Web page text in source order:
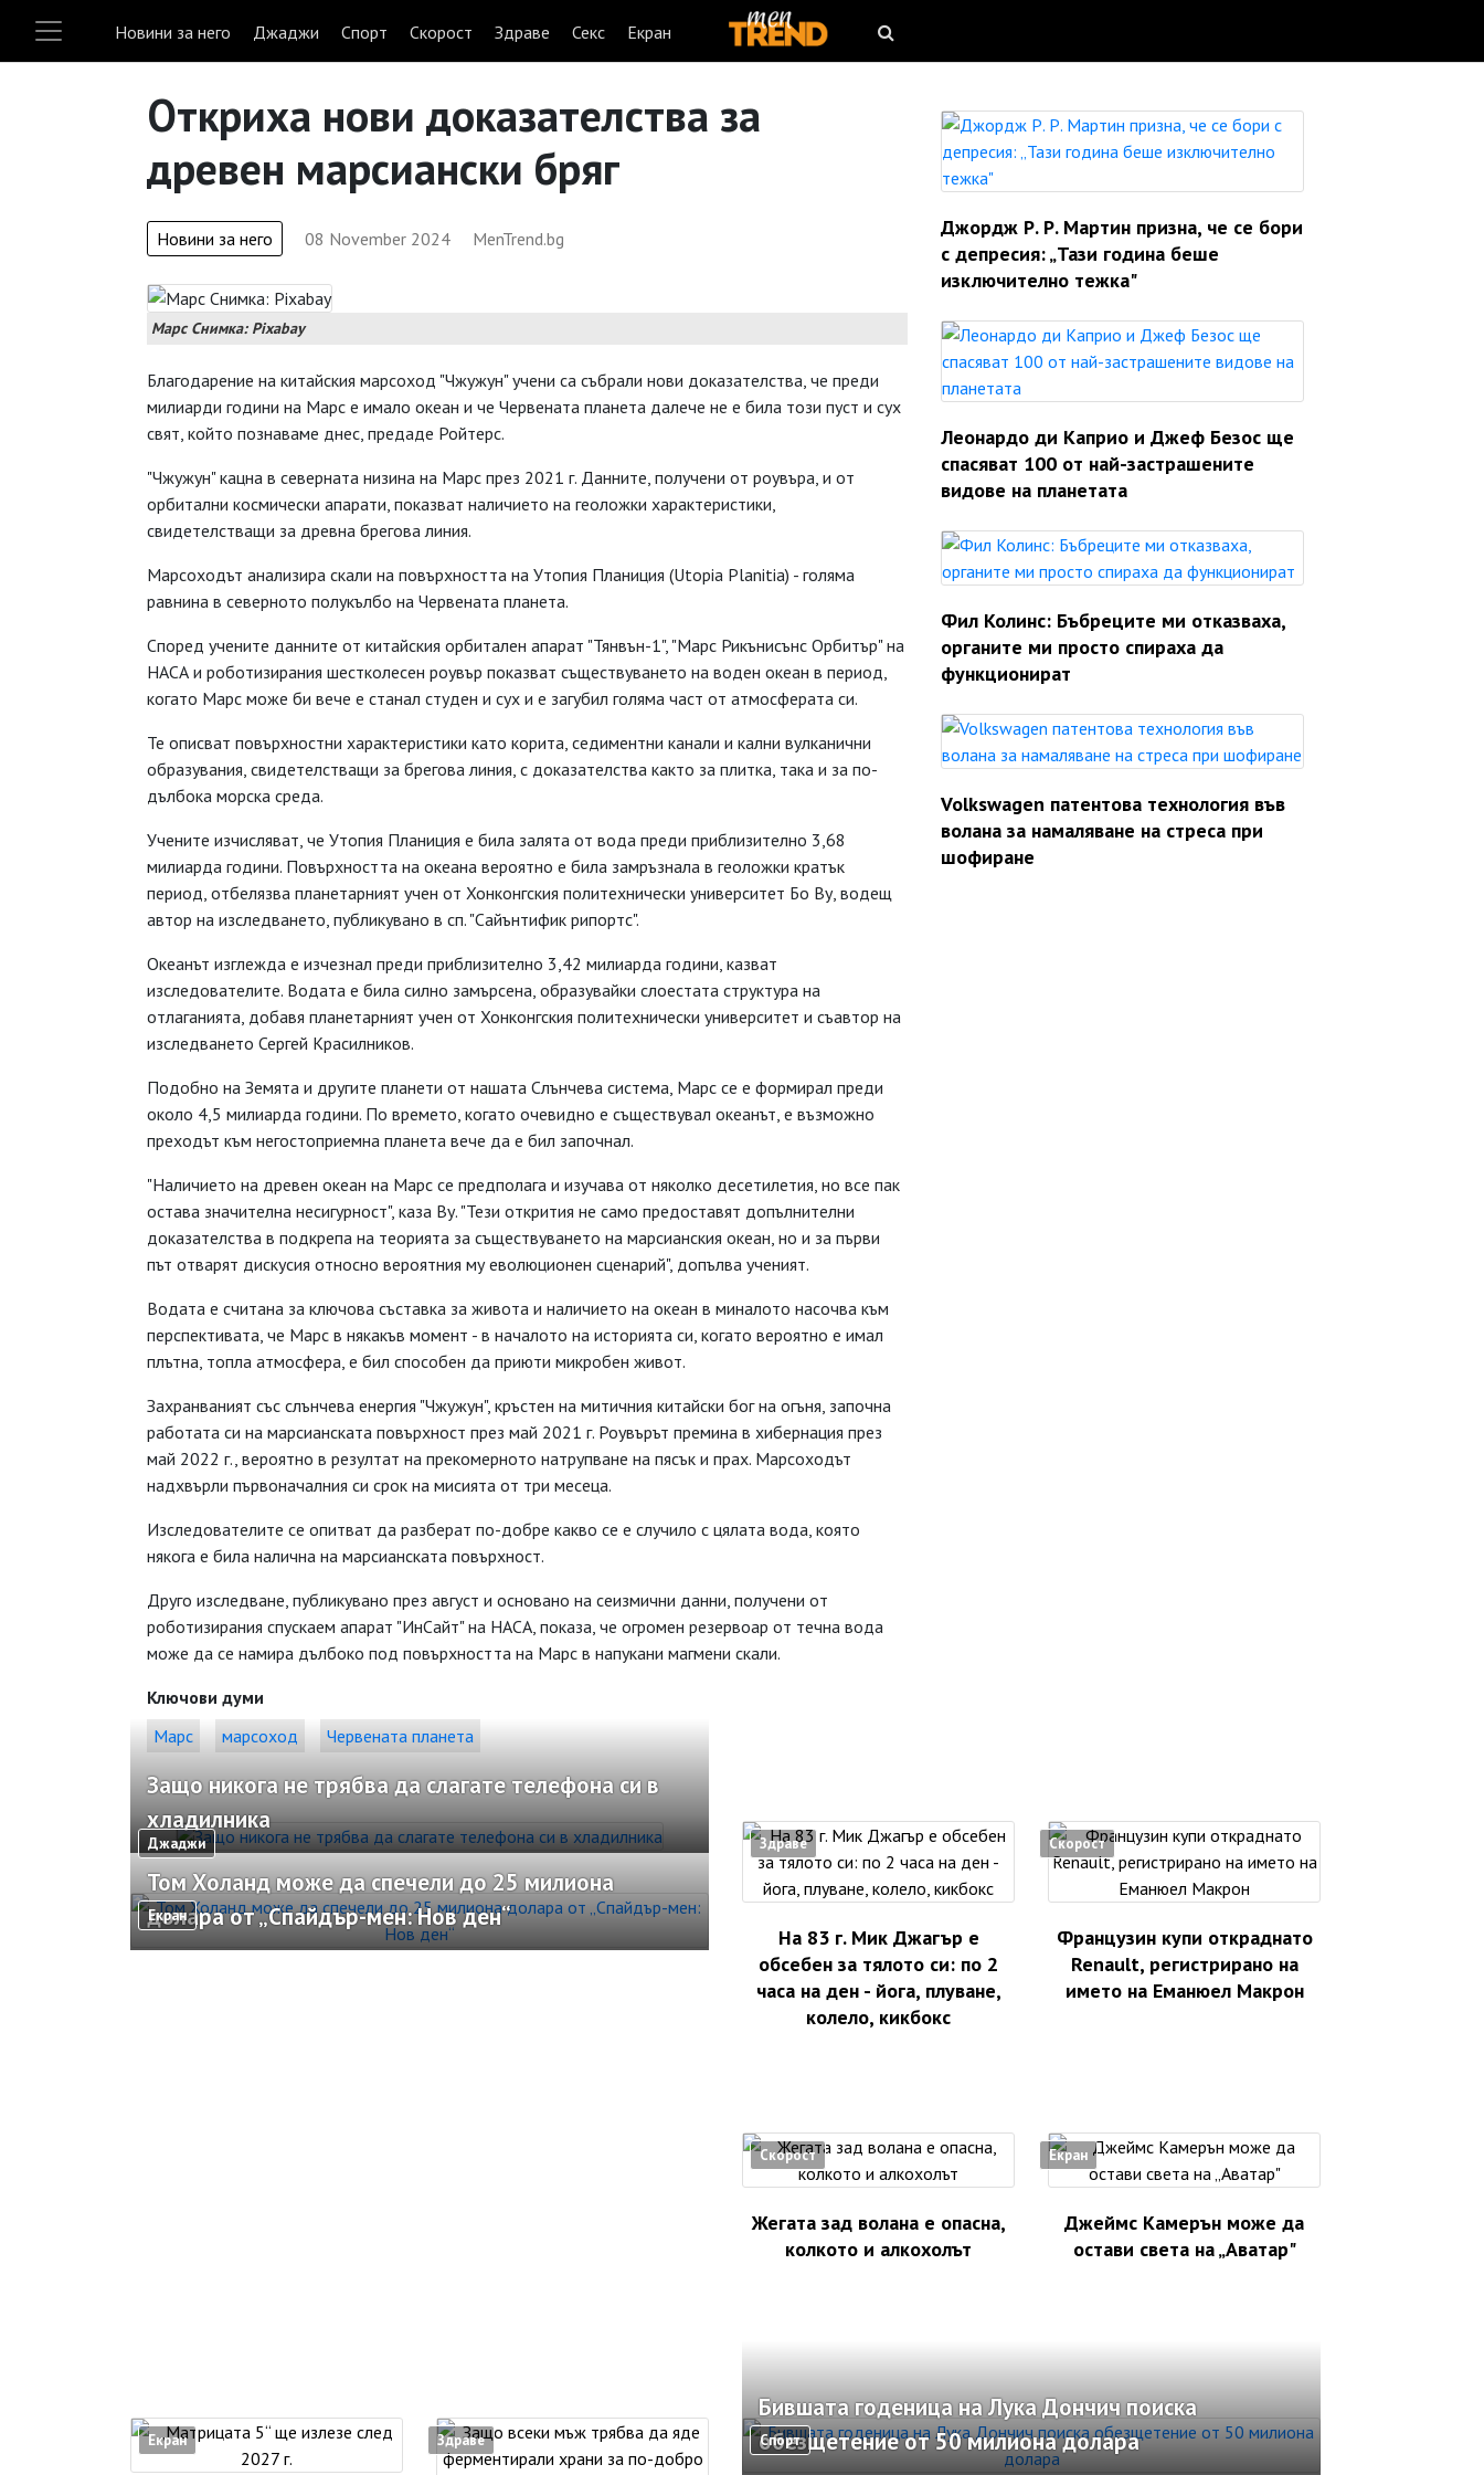
Новини за него Джаджи Спорт Скорост Здраве Секс Екран
Откриха нови доказателства за
древен марсиански бряг
Новини за него 08 November 2024 MenTrend.bg
Марс Снимка: Pixabay
Благодарение на китайския марсоход "Чжужун" учени са събрали нови доказателства, че преди
милиарди години на Марс е имало океан и че Червената планета далече не е била този пуст и сух
свят, който познаваме днес, предаде Ройтерс.
"Чжужун" кацна в северната низина на Марс през 2021 г. Данните, получени от роувъра, и от
орбитални космически апарати, показват наличието на геоложки характеристики,
свидетелстващи за древна брегова линия.
Марсоходът анализира скали на повърхността на Утопия Планиция (Utopia Planitia) - голяма
равнина в северното полукълбо на Червената планета.
Според учените данните от китайския орбитален апарат "Тянвън-1", "Марс Рикънисънс Орбитър" на
НАСА и роботизирания шестколесен роувър показват съществуването на воден океан в период,
когато Марс може би вече е станал студен и сух и е загубил голяма част от атмосферата си.
Те описват повърхностни характеристики като корита, седиментни канали и кални вулканични
образувания, свидетелстващи за брегова линия, с доказателства както за плитка, така и за по-
дълбока морска среда.
Учените изчисляват, че Утопия Планиция е била залята от вода преди приблизително 3,68
милиарда години. Повърхността на океана вероятно е била замръзнала в геоложки кратък
период, отбелязва планетарният учен от Хонконгския политехнически университет Бо Ву, водещ
автор на изследването, публикувано в сп. "Сайънтифик рипортс".
Океанът изглежда е изчезнал преди приблизително 3,42 милиарда години, казват
изследователите. Водата е била силно замърсена, образувайки слоестата структура на
отлаганията, добавя планетарният учен от Хонконгския политехнически университет и съавтор на
изследването Сергей Красилников.
Подобно на Земята и другите планети от нашата Слънчева система, Марс се е формирал преди
около 4,5 милиарда години. По времето, когато очевидно е съществувал океанът, е възможно
преходът към негостоприемна планета вече да е бил започнал.
"Наличието на древен океан на Марс се предполага и изучава от няколко десетилетия, но все пак
остава значителна несигурност", каза Ву. "Тези открития не само предоставят допълнителни
доказателства в подкрепа на теорията за съществуването на марсианския океан, но и за първи
път отварят дискусия относно вероятния му еволюционен сценарий", допълва ученият.
Водата е считана за ключова съставка за живота и наличието на океан в миналото насочва към
перспективата, че Марс в някакъв момент - в началото на историята си, когато вероятно е имал
плътна, топла атмосфера, е бил способен да приюти микробен живот.
Захранваният със слънчева енергия "Чжужун", кръстен на митичния китайски бог на огъня, започна
работата си на марсианската повърхност през май 2021 г. Роувърът премина в хибернация през
май 2022 г., вероятно в резултат на прекомерното натрупване на пясък и прах. Марсоходът
надхвърли първоначалния си срок на мисията от три месеца.
Изследователите се опитват да разберат по-добре какво се е случило с цялата вода, която
някога е била налична на марсианската повърхност.
Друго изследване, публикувано през август и основано на сеизмични данни, получени от
роботизирания спускаем апарат "ИнСайт" на НАСА, показа, че огромен резервоар от течна вода
може да се намира дълбоко под повърхността на Марс в напукани магмени скали.
Ключови думи
Марс
марсоход Червената планета
Джордж Р. Р. Мартин призна, че се бори
с депресия: „Тази година беше
изключително тежка"
Леонардо ди Каприо и Джеф Безос ще
спасяват 100 от най-застрашените
видове на планетата
Фил Колинс: Бъбреците ми отказваха,
органите ми просто спираха да
функционират
Volkswagen патентова технология във
волана за намаляване на стреса при
шофиране
Джаджи
Защо никога не трябва да слагате телефона си в
хладилника
Екран
Том Холанд може да спечели до 25 милиона
долара от „Спайдър-мен: Нов ден“
Здраве
На 83 г. Мик Джагър е
обсебен за тялото си: по 2
часа на ден - йога, плуване,
колело, кикбокс
Скорост
Французин купи откраднато
Renault, регистрирано на
името на Еманюел Макрон
Скорост
Жегата зад волана е опасна,
колкото и алкохолът
Екран
Джеймс Камерън може да
остави света на „Аватар"
Екран Здраве Спорт
Бившата годеница на Лука Дончич поиска
обезщетение от 50 милиона долара